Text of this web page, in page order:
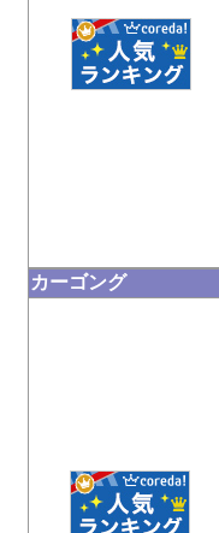
カーゴング